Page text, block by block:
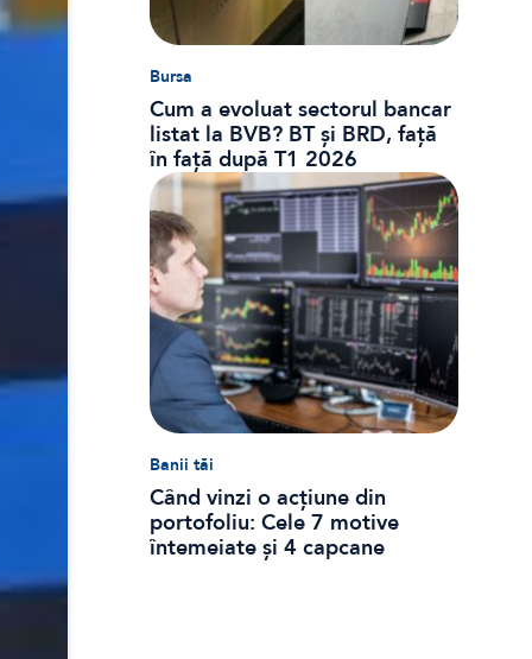
Bursa
Cum a evoluat sectorul bancar
listat la BVB? BT și BRD, față
în față după T1 2026
Banii tăi
Când vinzi o acțiune din
portofoliu: Cele 7 motive
întemeiate și 4 capcane